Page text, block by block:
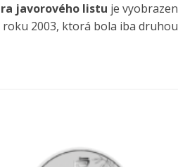
javorového listu je
2003, ktorá bola iba